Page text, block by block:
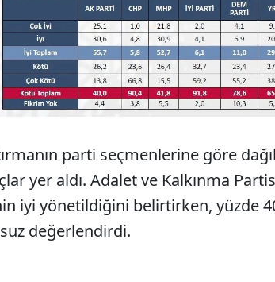
parti seçmenlerine göre
yer aldı. Adalet ve Kalkınma
iyi yönetildiğini belirtirken, yüzde
değerlendirdi.